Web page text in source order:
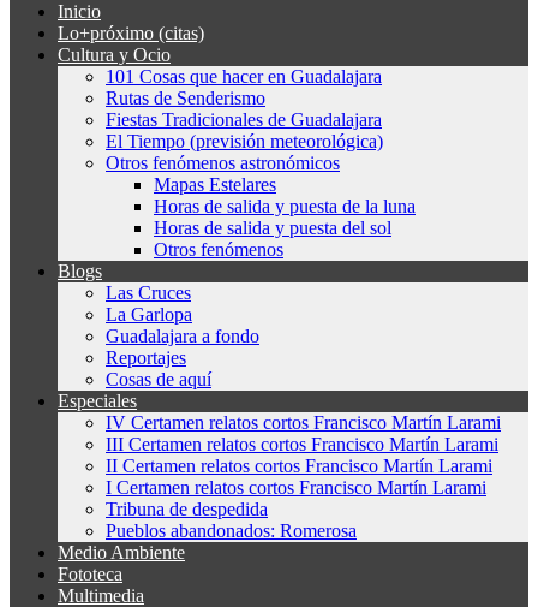
Inicio
Lo+próximo (citas)
Cultura y Ocio
101 Cosas que hacer en Guadalajara
Rutas de Senderismo
Fiestas Tradicionales de Guadalajara
El Tiempo (previsión meteorológica)
Otros fenómenos astronómicos
Mapas Estelares
Horas de salida y puesta de la luna
Horas de salida y puesta del sol
Otros fenómenos
Blogs
Las Cruces
La Garlopa
Guadalajara a fondo
Reportajes
Cosas de aquí
Especiales
IV Certamen relatos cortos Francisco Martín Larami
III Certamen relatos cortos Francisco Martín Larami
II Certamen relatos cortos Francisco Martín Larami
I Certamen relatos cortos Francisco Martín Larami
Tribuna de despedida
Pueblos abandonados: Romerosa
Medio Ambiente
Fototeca
Multimedia